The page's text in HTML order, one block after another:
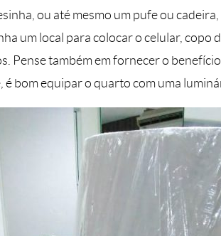
ou até mesmo um pufe ou
um local para colocar o celular, copo
Pense também em fornecer o
é bom equipar o quarto com uma